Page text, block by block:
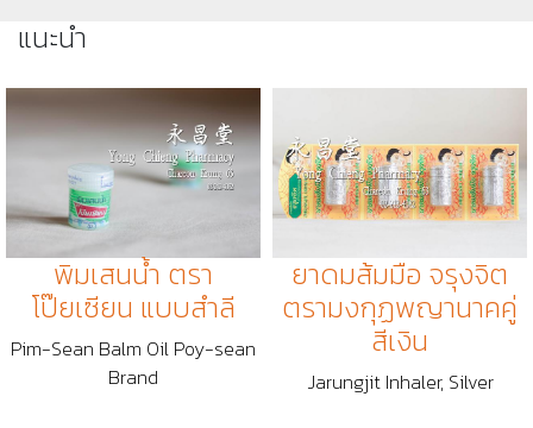
แนะนำ
พิมเสนน้ำ ตรา
โป๊ยเซียน แบบสำลี
Pim-Sean Balm Oil Poy-sean
Brand
ยาดมส้มมือ จรุงจิต
ตรามงกุฏพญานาคคู่
สีเงิน
Jarungjit Inhaler, Silver